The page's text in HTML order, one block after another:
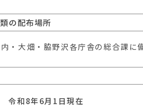
の配布場所
・大畑・脇野沢各庁舎の総合課に
令和8年6月1日現在